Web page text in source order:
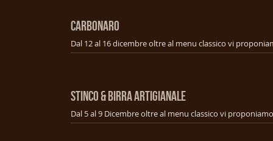
CARBONARO
STINCO & BIRRA ARTIGIANALE